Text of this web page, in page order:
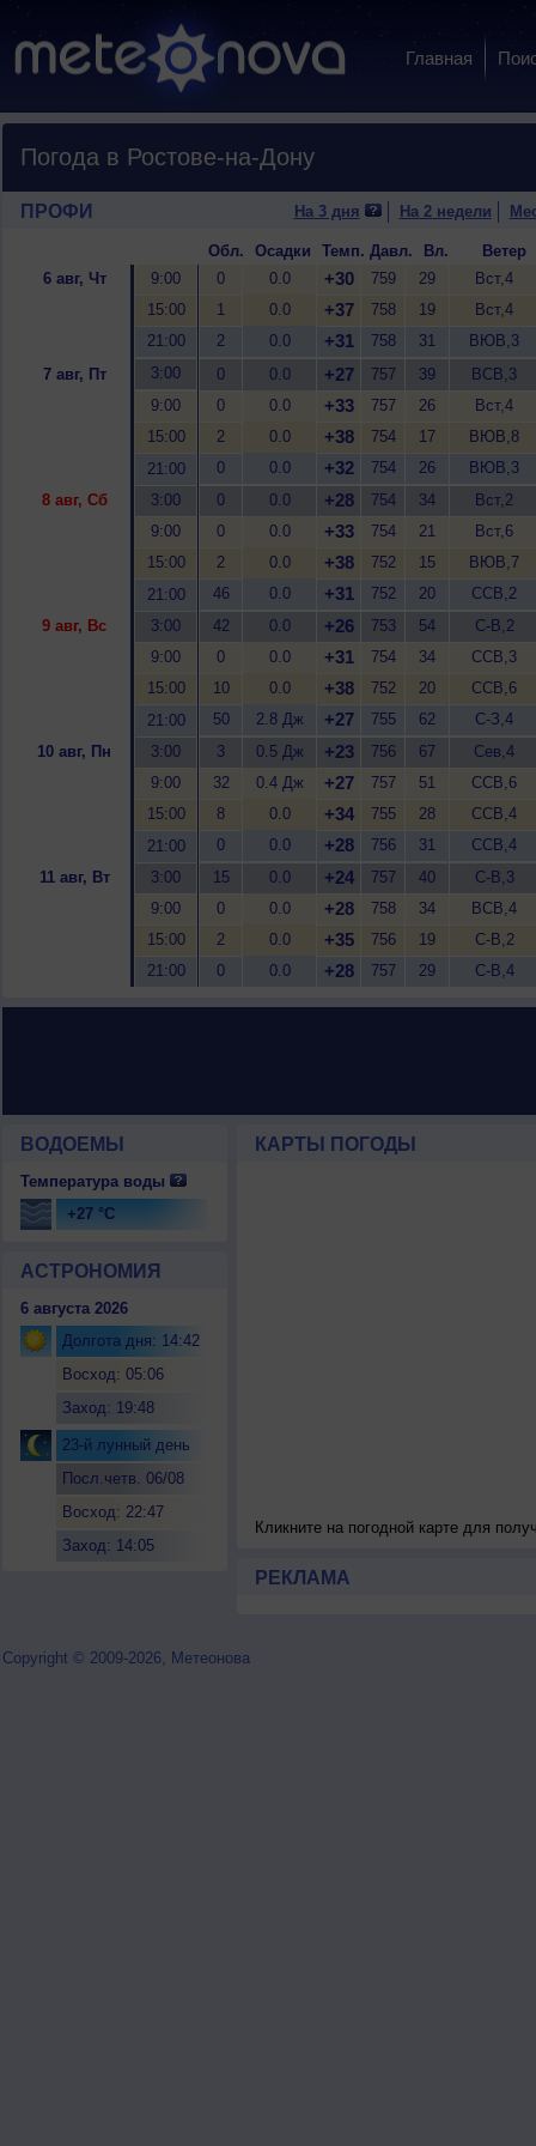
Главная
Погода в Ростове-на-Дону
ПРОФИ На 3 дня На 2 недели
Обл. Осадки Темп. Давл. Вл.
Ветер
6 авг, Чт
9:00 0 0.0 +30 759 29
Вст,4
15:00
1 0.0 +37 758 19
Вст,4
21:00
2 0.0 +31 758 31
ВЮВ,3
7 авг, Пт
3:00 0 0.0 +27 757 39
ВСВ,3
9:00
0 0.0 +33 757 26
Вст,4
15:00
2 0.0 +38 754 17
ВЮВ,8
21:00
0 0.0 +32 754 26
ВЮВ,3
8 авг, Сб
3:00 0 0.0 +28 754 34
Вст,2
9:00
0 0.0 +33 754 21
Вст,6
15:00
2 0.0 +38 752 15
ВЮВ,7
21:00
46 0.0 +31 752 20
ССВ,2
9 авг, Вс
3:00 42 0.0 +26 753 54
С-В,2
9:00
0 0.0 +31 754 34
ССВ,3
15:00
10 0.0 +38 752 20
ССВ,6
21:00
50 2.8 Дж +27 755 62
С-З,4
10 авг, Пн
3:00 3 0.5 Дж +23 756 67
Сев,4
9:00
32 0.4 Дж +27 757 51
ССВ,6
15:00
8 0.0 +34 755 28
ССВ,4
21:00
0 0.0 +28 756 31
ССВ,4
11 авг, Вт
3:00 15 0.0 +24 757 40
С-В,3
9:00
0 0.0 +28 758 34
ВСВ,4
15:00
2 0.0 +35 756 19
С-В,2
21:00
0 0.0 +28 757 29 С-В,4
ВОДОЕМЫ
Температура воды
+27 °C
АСТРОНОМИЯ
6 августа 2026
Долгота дня: 14:42
Восход: 05:06
Заход: 19:48
23-й лунный день
Посл.четв. 06/08
Восход: 22:47
Заход: 14:05
КАРТЫ ПОГОДЫ
Кликните на погодной карте для
РЕКЛАМА
Copyright © 2009-2026, Метеонова